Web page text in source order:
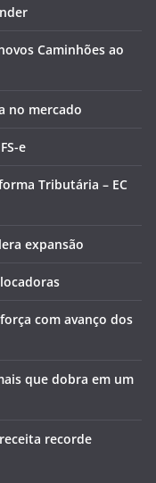
Caminhões ao
no mercado
e
Tributária – EC
expansão
com avanço dos
que dobra em um
recorde